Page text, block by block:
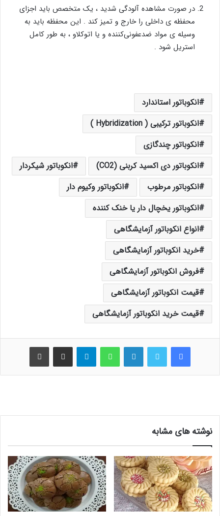
در صورت مشاهده آلودگی شدید ، یک متخصص باید اجزای
محفظه‌ ی داخلی را خارج و تمیز کند . این محفظه باید به
وسیله ی مواد ضدعفونی‌کننده و یا اتوکلاو ، به طور کامل
استریل شود .
انکوباتور استاندارد
انکوباتور ترکیبی ( Hybridization )
انکوباتور چندگازی
انکوباتور دی اکسید کربنی (CO2)
انکوباتور شیکردار
انکوباتور مرطوب
انکوباتور وکیوم ‌دار
انکوباتور یخچال دار یا خنک کننده
انواع انکوباتور آزمایشگاهی
خرید انکوباتور آزمایشگاهی
فروش انکوباتور آزمایشگاهی
قیمت انکوباتور آزمایشگاهی
قیمت خرید انکوباتور آزمایشگاهی
فیس بوک لینکدین واتس آپ اشتراک گذاری از طریق ایمیل
نوشته های مشابه